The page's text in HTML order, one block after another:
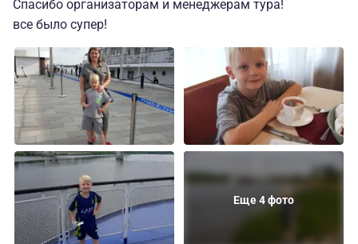
Спасибо организаторам и менеджерам тура!
все было супер!
Еще 4 фото